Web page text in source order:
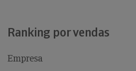
Ranking por vendas
Empresa